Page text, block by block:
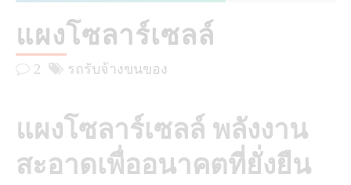
แผงโซลาร์เซลล์
2 รถรับจ้างขนของ
แผงโซลาร์เซลล์ พลังงาน
สะอาดเพื่ออนาคตที่ยั่งยืน